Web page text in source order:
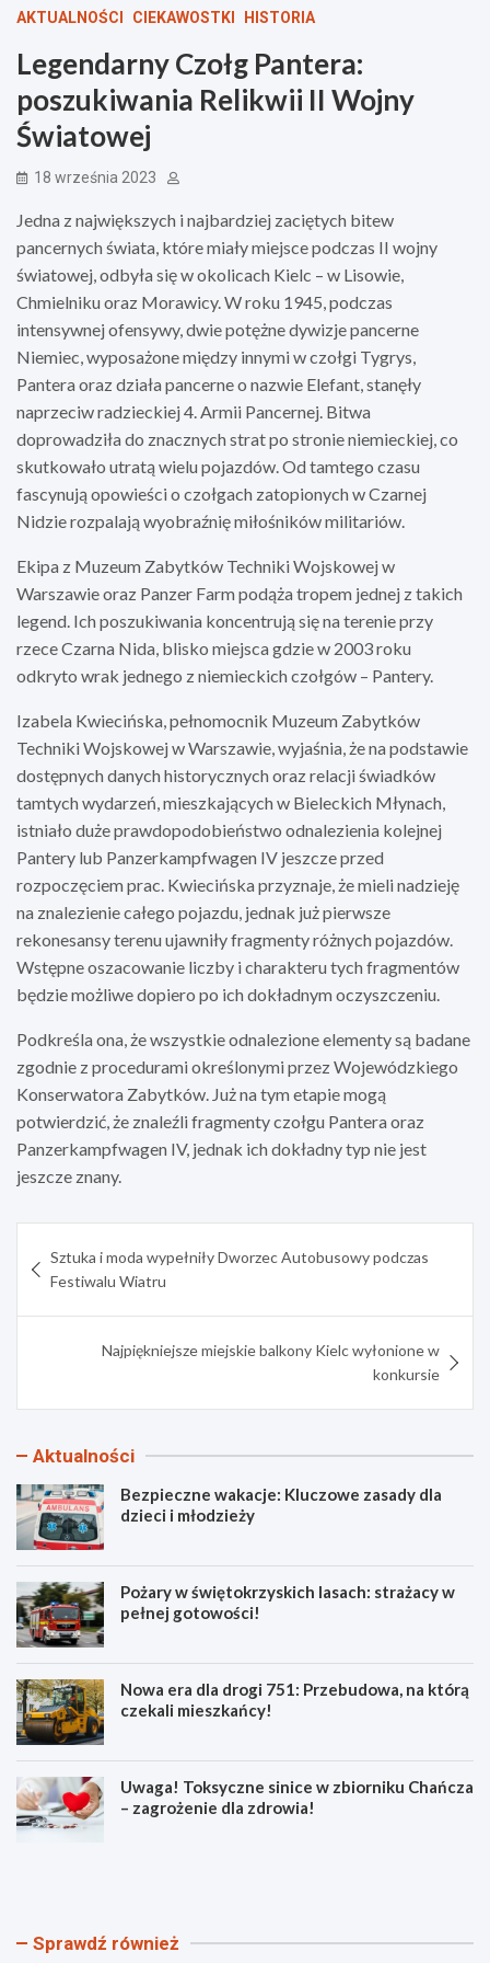
AKTUALNOŚCI CIEKAWOSTKI HISTORIA
Legendarny Czołg Pantera:
poszukiwania Relikwii II Wojny
Światowej
18 września 2023
Jedna z największych i najbardziej zaciętych bitew
pancernych świata, które miały miejsce podczas II wojny
światowej, odbyła się w okolicach Kielc – w Lisowie,
Chmielniku oraz Morawicy. W roku 1945, podczas
intensywnej ofensywy, dwie potężne dywizje pancerne
Niemiec, wyposażone między innymi w czołgi Tygrys,
Pantera oraz działa pancerne o nazwie Elefant, stanęły
naprzeciw radzieckiej 4. Armii Pancernej. Bitwa
doprowadziła do znacznych strat po stronie niemieckiej, co
skutkowało utratą wielu pojazdów. Od tamtego czasu
fascynują opowieści o czołgach zatopionych w Czarnej
Nidzie rozpalają wyobraźnię miłośników militariów.
Ekipa z Muzeum Zabytków Techniki Wojskowej w
Warszawie oraz Panzer Farm podąża tropem jednej z takich
legend. Ich poszukiwania koncentrują się na terenie przy
rzece Czarna Nida, blisko miejsca gdzie w 2003 roku
odkryto wrak jednego z niemieckich czołgów – Pantery.
Izabela Kwiecińska, pełnomocnik Muzeum Zabytków
Techniki Wojskowej w Warszawie, wyjaśnia, że na podstawie
dostępnych danych historycznych oraz relacji świadków
tamtych wydarzeń, mieszkających w Bieleckich Młynach,
istniało duże prawdopodobieństwo odnalezienia kolejnej
Pantery lub Panzerkampfwagen IV jeszcze przed
rozpoczęciem prac. Kwiecińska przyznaje, że mieli nadzieję
na znalezienie całego pojazdu, jednak już pierwsze
rekonesansy terenu ujawniły fragmenty różnych pojazdów.
Wstępne oszacowanie liczby i charakteru tych fragmentów
będzie możliwe dopiero po ich dokładnym oczyszczeniu.
Podkreśla ona, że wszystkie odnalezione elementy są badane
zgodnie z procedurami określonymi przez Wojewódzkiego
Konserwatora Zabytków. Już na tym etapie mogą
potwierdzić, że znaleźli fragmenty czołgu Pantera oraz
Panzerkampfwagen IV, jednak ich dokładny typ nie jest
jeszcze znany.
wpisu
Sztuka i moda wypełniły Dworzec Autobusowy podczas
Festiwalu Wiatru
Najpiękniejsze miejskie balkony Kielc wyłonione w
konkursie
Aktualności
Bezpieczne wakacje: Kluczowe zasady dla
dzieci i młodzieży
Pożary w świętokrzyskich lasach: strażacy w
pełnej gotowości!
Nowa era dla drogi 751: Przebudowa, na którą
czekali mieszkańcy!
Uwaga! Toksyczne sinice w zbiorniku Chańcza
– zagrożenie dla zdrowia!
e
y Sprawdź również